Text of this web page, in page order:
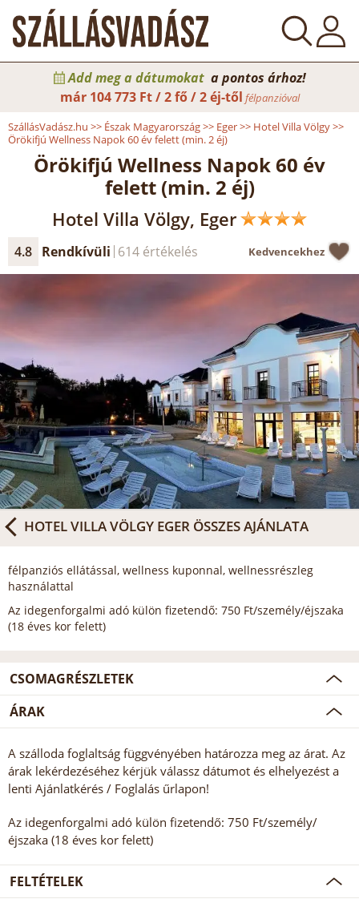
Add meg a dátumokat a pontos árhoz!
már 104 773 Ft / 2 fő / 2 éj-től félpanzióval
SzállásVadász.hu >> Észak Magyarország>> Eger>> Hotel Villa Völgy>>
Örökifjú Wellness Napok 60 év felett (min. 2 éj)
Örökifjú Wellness Napok 60 év
felett (min. 2 éj)
Hotel Villa Völgy, Eger
4.8 Rendkívüli 614 értékelés Kedvencekhez
HOTEL VILLA VÖLGY EGER ÖSSZES AJÁNLATA
félpanziós ellátással, wellness kuponnal, wellnessrészleg
használattal
Az idegenforgalmi adó külön fizetendő: 750 Ft/személy/éjszaka
(18 éves kor felett)
CSOMAGRÉSZLETEK
ÁRAK
A szálloda foglaltság függvényében határozza meg az árat. Az
árak lekérdezéséhez kérjük válassz dátumot és elhelyezést a
lenti Ajánlatkérés / Foglalás űrlapon!
Az idegenforgalmi adó külön fizetendő: 750 Ft/személy/
éjszaka (18 éves kor felett)
FELTÉTELEK